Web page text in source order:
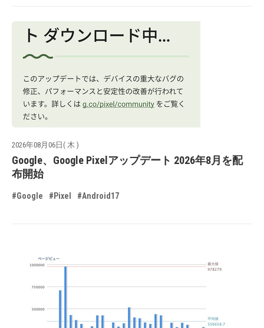
2026年08月06日( 木 )
Google、Google Pixelアップデート 2026年8月を配
布開始
#Google #Pixel #Android17